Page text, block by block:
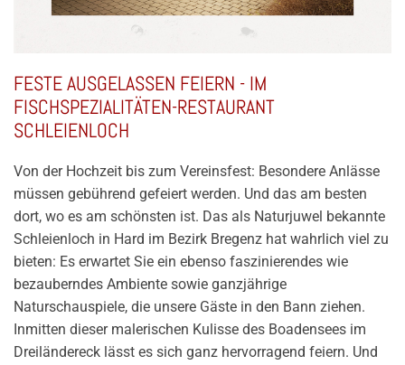
FESTE AUSGELASSEN FEIERN - IM
FISCHSPEZIALITÄTEN-RESTAURANT
SCHLEIENLOCH
Von der Hochzeit bis zum Vereinsfest: Besondere Anlässe
müssen gebührend gefeiert werden. Und das am besten
dort, wo es am schönsten ist. Das als Naturjuwel bekannte
Schleienloch in Hard im Bezirk Bregenz hat wahrlich viel zu
bieten: Es erwartet Sie ein ebenso faszinierendes wie
bezauberndes Ambiente sowie ganzjährige
Naturschauspiele, die unsere Gäste in den Bann ziehen.
Inmitten dieser malerischen Kulisse des Boadensees im
Dreiländereck lässt es sich ganz hervorragend feiern. Und